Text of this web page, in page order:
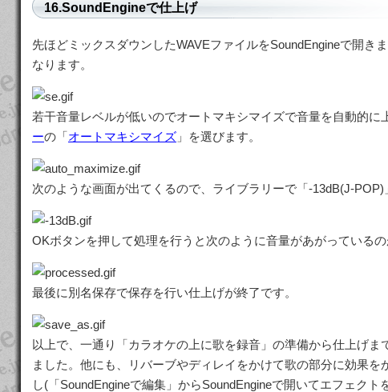
16.SoundEngineで仕上げ
先ほどミックスダウンしたWAVEファイルをSoundEngineで開き
なります。
若干音量レベルが低いのでオートマキシマイズで音量を自動的に
ーの「オートマキシマイズ 」を選びます。
次のような画面が出てくるので、ライブラリーで「-13dB(J-POP)
OKボタンを押して処理を行うと次のように音量があがっているの
最後に別名保存で保存を行い仕上げが終了です。
以上で、一通り「カラオケの上に歌を録音」の準備から仕上げま
ました。他にも、リバーブやディレイをかけて歌の部分に効果を
し(「SoundEngineで編集」からSoundEngineで開いてエフェクト